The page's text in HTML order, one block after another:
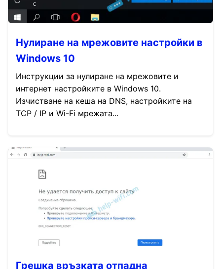
Нулиране на мрежовите настройки в
Windows 10
Инструкции за нулиране на мрежовите и
интернет настройките в Windows 10.
Изчистване на кеша на DNS, настройките на
TCP / IP и Wi-Fi мрежата...
Грешка връзката отпадна